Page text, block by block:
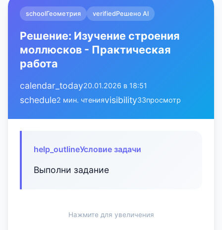
schoolГеометрия verifiedРешено AI
Решение: Изучение строения
моллюсков - Практическая
работа
calendar_today20.01.2026 в 18:51
schedule2 мин. чтенияvisibility33просмотр
help_outlineУсловие задачи
Выполни задание
Нажмите для увеличения